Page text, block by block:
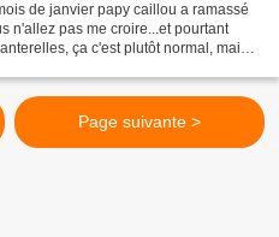
de janvier papy caillou a ramassé
n'allez pas me croire...et pourtant
ça c'est plutôt normal, mais
Page suivante >